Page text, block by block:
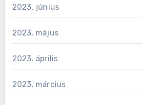
2023. június
2023. május
2023. április
2023. március